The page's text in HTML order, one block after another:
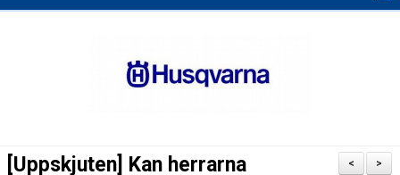
>
<
[Uppskjuten] Kan herrarna